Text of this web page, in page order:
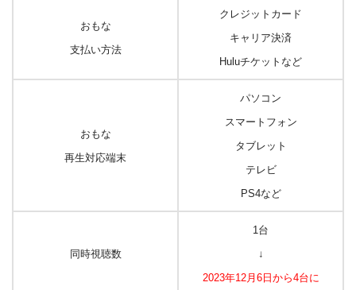
おもな
支払い方法
クレジットカード
キャリア決済
Huluチケットなど
おもな
再生対応端末
パソコン
スマートフォン
タブレット
テレビ
PS4など
同時視聴数
1台
↓
2023年12月6日から4台に